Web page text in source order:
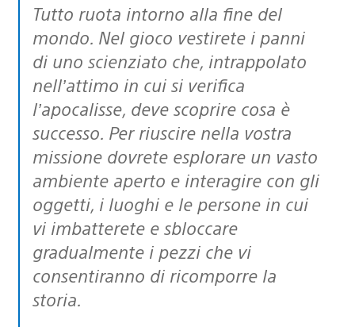
Tutto ruota intorno alla fine del
mondo. Nel gioco vestirete i panni
di uno scienziato che, intrappolato
nell’attimo in cui si verifica
l’apocalisse, deve scoprire cosa è
successo. Per riuscire nella vostra
missione dovrete esplorare un vasto
ambiente aperto e interagire con gli
oggetti, i luoghi e le persone in cui
vi imbatterete e sbloccare
gradualmente i pezzi che vi
consentiranno di ricomporre la
storia.